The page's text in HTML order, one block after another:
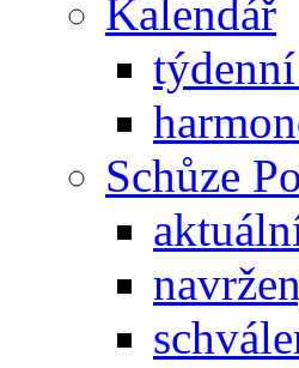
Kalendář
Schůze